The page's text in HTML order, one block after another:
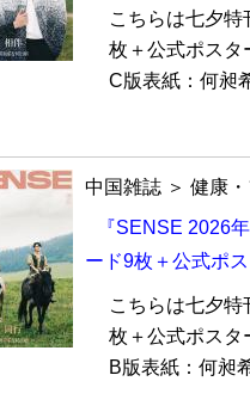
こちらは七夕
枚＋公式ポスタ
C版表紙：何昶
中国雑誌 ＞ 健康
『SENSE 2026
ード9枚＋公式ポ
こちらは七夕
枚＋公式ポスタ
B版表紙：何昶